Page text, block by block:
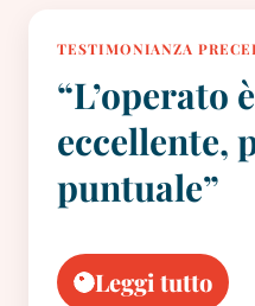
TESTIMONIANZA
“L’operato
eccellente,
puntuale”
Leggi tutto